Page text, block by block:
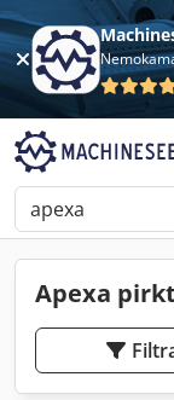
Apexa